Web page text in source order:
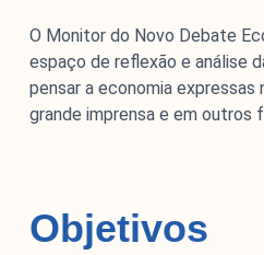
e
ú
d
Institucional
O Monitor do Novo Debate
espaço de reflexão e análise
pensar a economia
grande imprensa e em outros
Objetivos